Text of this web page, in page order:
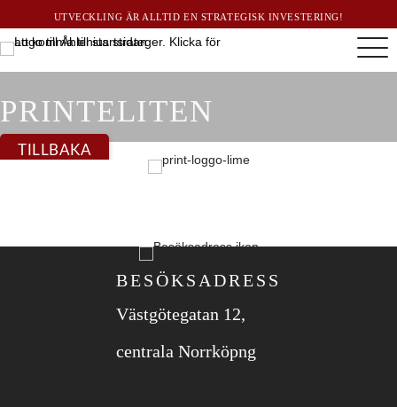
UTVECKLING ÄR ALLTID EN STRATEGISK INVESTERING!
PRINTELITEN
TILLBAKA
BESÖKSADRESS
Västgötegatan 12,
centrala Norrköpng